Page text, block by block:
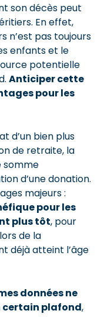
son décès peut
En effet,
n’est pas toujours
enfants et le
potentielle
Anticiper cette
pour les
d’un bien plus
de retraite, la
somme
d’une donation.
majeurs :
pour les
plus tôt, pour
de la
déjà atteint l’âge
données ne
certain plafond,